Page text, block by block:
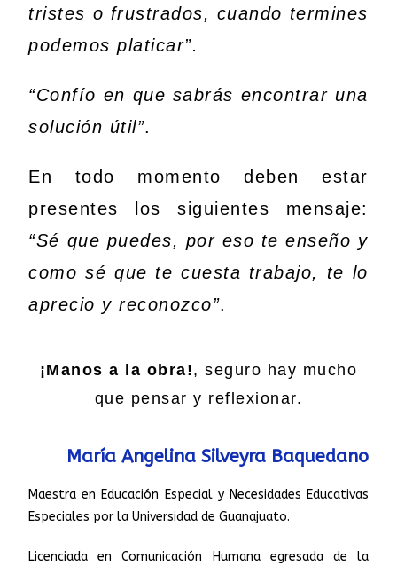
tristes o frustrados, cuando termines
podemos platicar”.
“Confío en que sabrás encontrar una
solución útil”.
En todo momento deben estar
presentes los siguientes mensaje:
“Sé que puedes, por eso te enseño y
como sé que te cuesta trabajo, te lo
aprecio y reconozco”.
¡Manos a la obra!, seguro hay mucho
que pensar y reflexionar.
María Angelina Silveyra Baquedano
Maestra en Educación Especial y Necesidades Educativas
Especiales por la Universidad de Guanajuato.
Licenciada en Comunicación Humana egresada de la